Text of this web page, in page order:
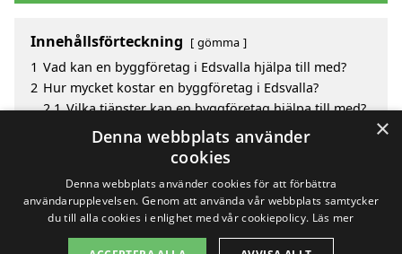
Innehållsförteckning gömma
1 Vad kan en byggföretag i Edsvalla hjälpa till med?
2 Hur mycket kostar en byggföretag i Edsvalla?
2.1 Vilka tjänster kan en byggföretag hjälpa till med?
Fördelar med att välja byggföretag i Edsvalla
Sök efter en skicklig byggföretag i de omgivande
×
Denna webbplats använder
cookies
Denna webbplats använder cookies för att förbättra
användarupplevelsen. Genom att använda vår webbplats samtycker
du till alla cookies i enlighet med vår cookiepolicy. Läs mer